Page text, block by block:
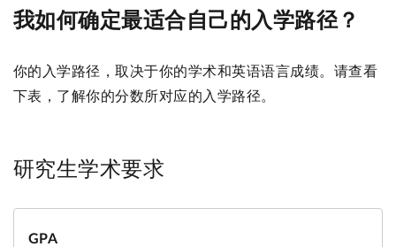
我如何确定最适合自己的入学路径？
你的入学路径，取决于你的学术和英语语言成绩。请查看
下表，了解你的分数所对应的入学路径。
研究生学术要求
GPA